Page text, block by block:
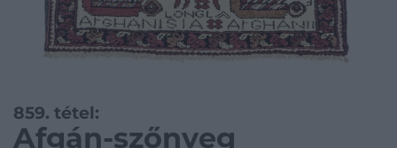
859. tétel:
Afgán-szőnyeg